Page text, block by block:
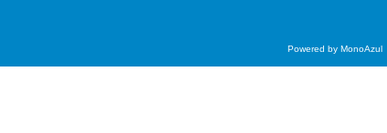
Powered by MonoAzul